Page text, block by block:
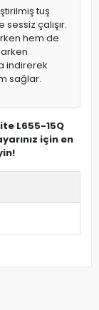
tuş
sessiz çalışır.
hem de
indirerek
sağlar.
L655-15Q
için en